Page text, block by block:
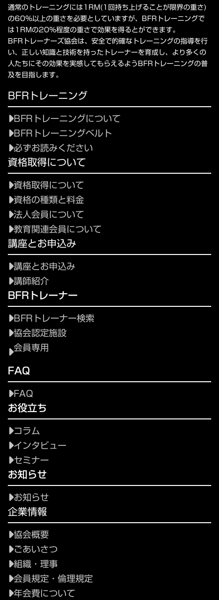
通常のトレーニングには1RM(1回持ち上げることが限界の重さ)
の60%以上の重さを必要としていますが、BFRトレーニングで
は1RMの20%程度の重さで効果を得るとができます。
BFRトレーナーズ協会は、安全で的確なトレーニングの指導を行
い、正しい知識と技術を持ったトレーナーを育成し、より多くの
人たちにその効果を実感してもらえるようBFRトレーニングの普
及を目指します。
BFRトレーニング
BFRトレーニングについて
BFRトレーニングベルト
必ずお読みください
資格取得について
資格取得について
資格の種類と料金
法人会員について
教育関連会員について
講座とお申込み
講座とお申込み
講師紹介
BFRトレーナー
BFRトレーナー検索
協会認定施設
会員専用
FAQ
FAQ
お役立ち
コラム
インタビュー
セミナー
お知らせ
お知らせ
企業情報
協会概要
ごあいさつ
組織・理事
会員規定・倫理規定
年会費について